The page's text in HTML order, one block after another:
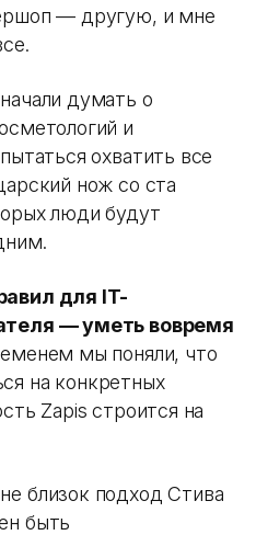
— другую, и мне
думать о
и
охватить все
нож со ста
люди будут
для IT-
— уметь вовремя
мы поняли, что
на конкретных
Zapis строится на
близок подход Стива
быть